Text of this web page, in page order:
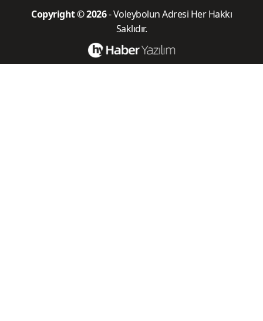
Copyright © 2026- Voleybolun Adresi Her Hakkı
Saklıdır.